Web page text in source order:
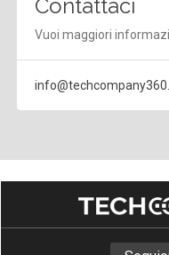
Contattaci
Vuoi maggiori